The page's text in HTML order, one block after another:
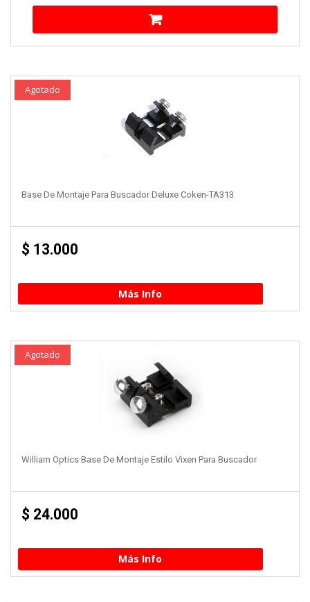
Agotado
Base De Montaje Para Buscador Deluxe Coken-TA313
$ 13.000
Más Info
Agotado
William Optics Base De Montaje Estilo Vixen Para Buscador
$ 24.000
Más Info